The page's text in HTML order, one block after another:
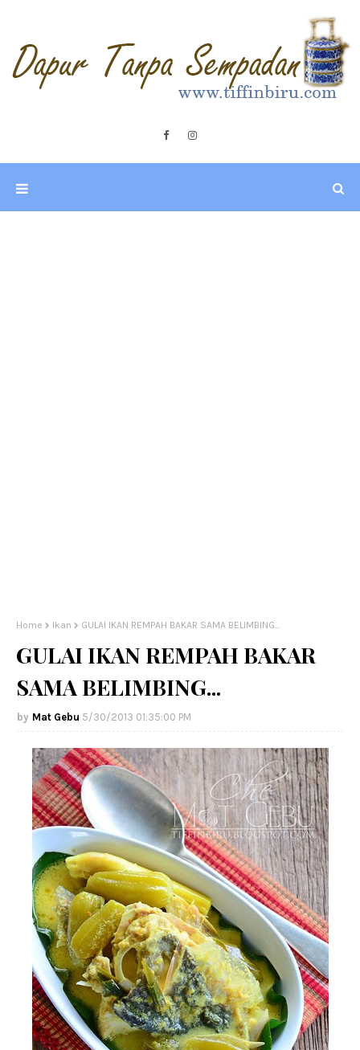
Home Ikan GULAI IKAN REMPAH BAKAR SAMA BELIMBING...
GULAI IKAN REMPAH BAKAR
SAMA BELIMBING...
Mat Gebu 5/30/2013 01:35:00 PM